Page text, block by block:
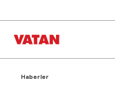
Haberler